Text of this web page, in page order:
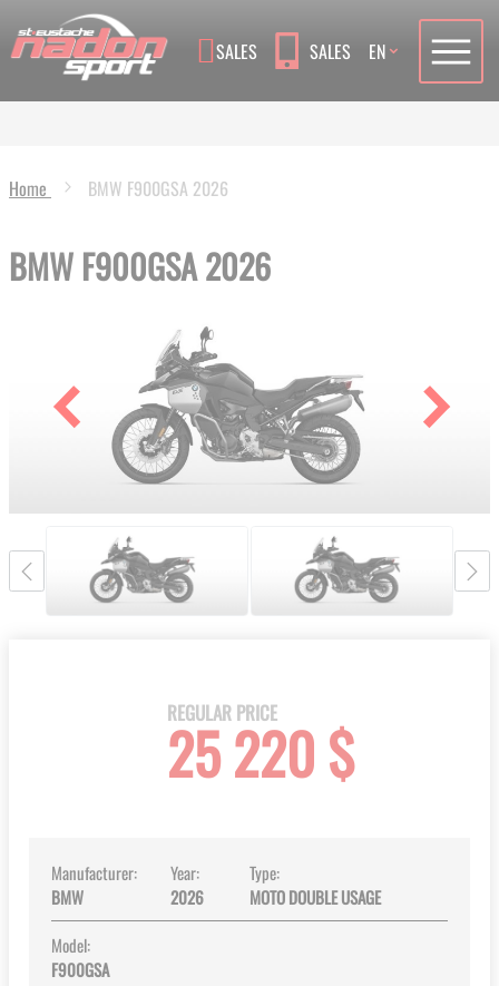
SALES SALES Language
EN
Home BMW F900GSA 2026
BMW F900GSA 2026
REGULAR PRICE
25 220 $
Manufacturer:
BMW
Year:
2026
Type:
MOTO DOUBLE USAGE
Model:
F900GSA